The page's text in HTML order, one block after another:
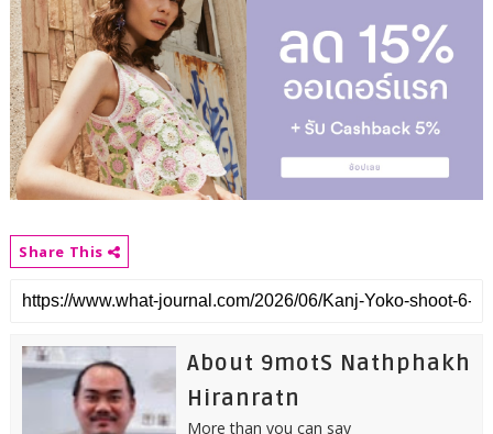
Share This
About 9motS Nathphakh
Hiranratn
More than you can say